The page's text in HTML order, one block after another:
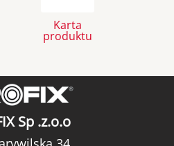
Karta
produktu
Sp .z.o.o